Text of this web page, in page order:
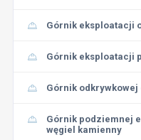
Górnik eksploatacji
Górnik eksploatacji
Górnik odkrywkowej
Górnik podziemnej
węgiel kamienny